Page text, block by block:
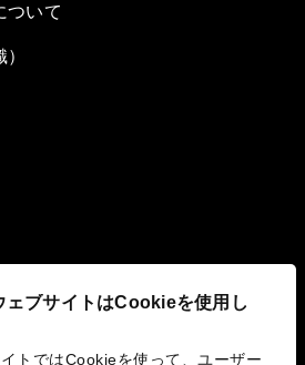
ェブサイトはCookieを使用し
トではCookieを使って、ユーザー
ついて
り組み